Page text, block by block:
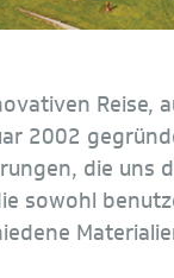
Reise,
2002
die uns
sowohl